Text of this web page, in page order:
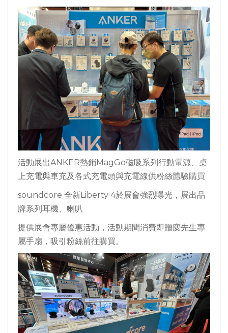
活動展出ANKER熱銷MagGo磁吸系列行動電源、桌
上充電與車充及各式充電頭與充電線供粉絲體驗購買
soundcore 全新Liberty 4於展會強烈曝光，展出品
牌系列耳機、喇叭
提供展會專屬優惠活動，活動期間消費即贈麋先生專
屬手扇，吸引粉絲前往購買。